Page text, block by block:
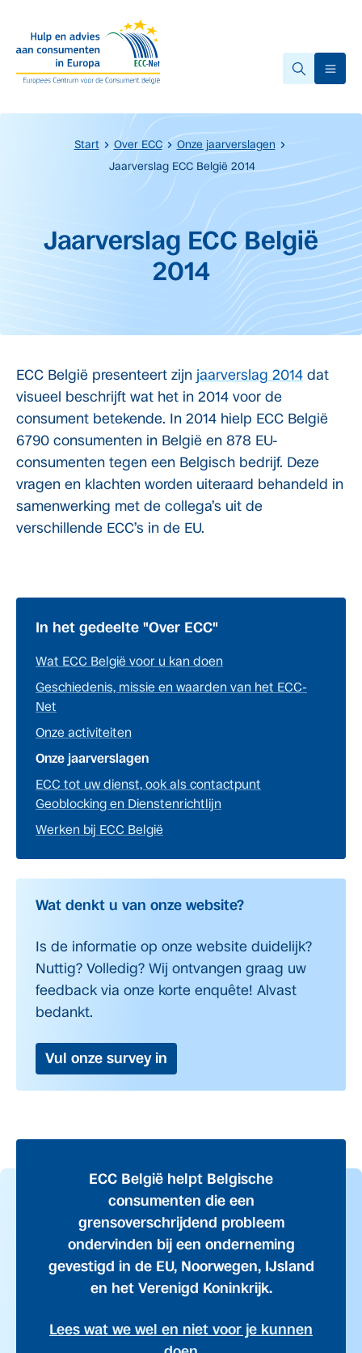
Start Over ECC
Onze jaarverslagen
Jaarverslag ECC België 2014
Start van de hoofdinhoud
Jaarverslag ECC België
2014
ECC België presenteert zijn jaarverslag 2014 dat
visueel beschrijft wat het in 2014 voor de
consument betekende. In 2014 hielp ECC België
6790 consumenten in België en 878 EU-
consumenten tegen een Belgisch bedrijf. Deze
vragen en klachten worden uiteraard behandeld in
samenwerking met de collega’s uit de
verschillende ECC’s in de EU.
In het gedeelte "Over ECC"
Wat ECC België voor u kan doen
Geschiedenis, missie en waarden van het ECC-
Net
Onze activiteiten
Onze jaarverslagen
ECC tot uw dienst, ook als contactpunt
Geoblocking en Dienstenrichtlijn
Werken bij ECC België
Wat denkt u van onze website?
Is de informatie op onze website duidelijk?
Nuttig? Volledig? Wij ontvangen graag uw
feedback via onze korte enquête! Alvast
bedankt.
Vul onze survey in
ECC België helpt Belgische
consumenten die een
grensoverschrijdend probleem
ondervinden bij een onderneming
gevestigd in de EU, Noorwegen, IJsland
en het Verenigd Koninkrijk.
Lees wat we wel en niet voor je kunnen